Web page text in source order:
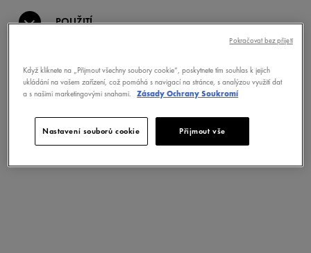
POUŽITÍ
SLOŽENÍ
BEZPEČNOSTNÍ UPOZORNĚNÍ
Když kliknete na „Přijmout všechny soubory cookie“, poskytnete tím souhlas k jejich
ukládání na vašem zařízení, což pomáhá s navigací na stránce, s analýzou využití dat
a s našimi marketingovými snahami.
Zásady Ochrany Soukromí
Nastavení souborů cookie Přijmout vše
Pokračovat bez přijetí